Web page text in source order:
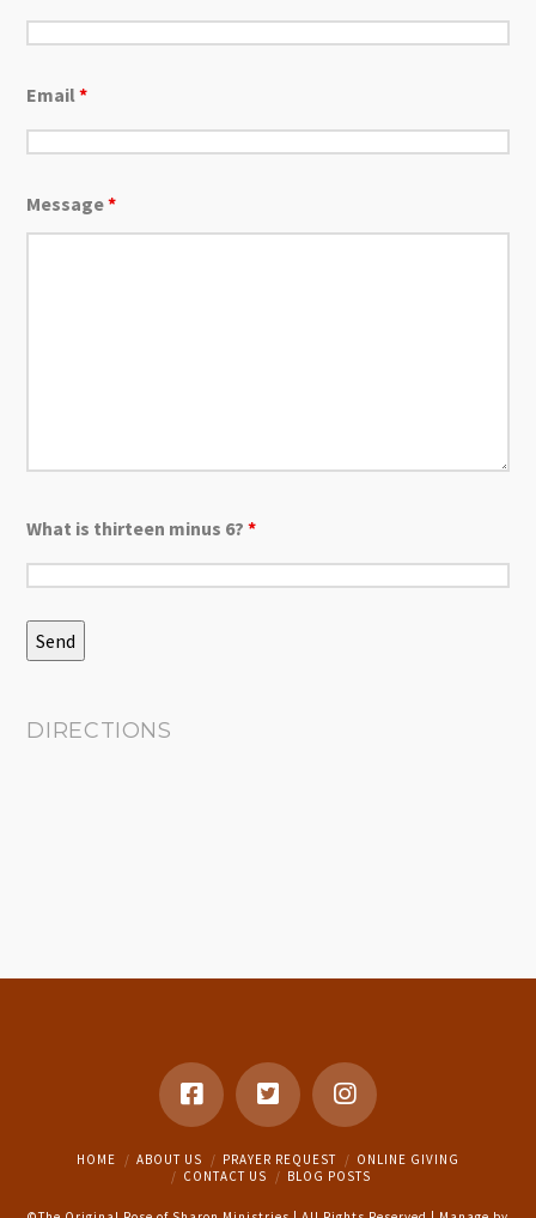
Email*
Message*
What is thirteen minus 6?*
DIRECTIONS
HOME ABOUT US PRAYER REQUEST
ONLINE GIVING
CONTACT US
BLOG POSTS